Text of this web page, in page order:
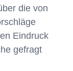
die von
Eindruck
gefragt